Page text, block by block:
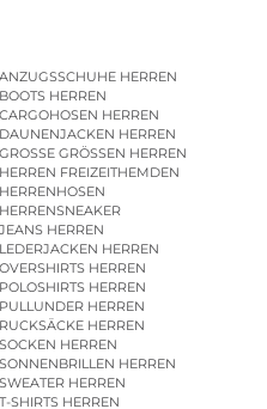
ANZUGSSCHUHE HERREN
BOOTS HERREN
CARGOHOSEN HERREN
DAUNENJACKEN HERREN
GROSSE GRÖSSEN HERREN
HERREN FREIZEITHEMDEN
HERRENHOSEN
HERRENSNEAKER
JEANS HERREN
LEDERJACKEN HERREN
OVERSHIRTS HERREN
POLOSHIRTS HERREN
PULLUNDER HERREN
RUCKSÄCKE HERREN
SOCKEN HERREN
SONNENBRILLEN HERREN
SWEATER HERREN
T-SHIRTS HERREN